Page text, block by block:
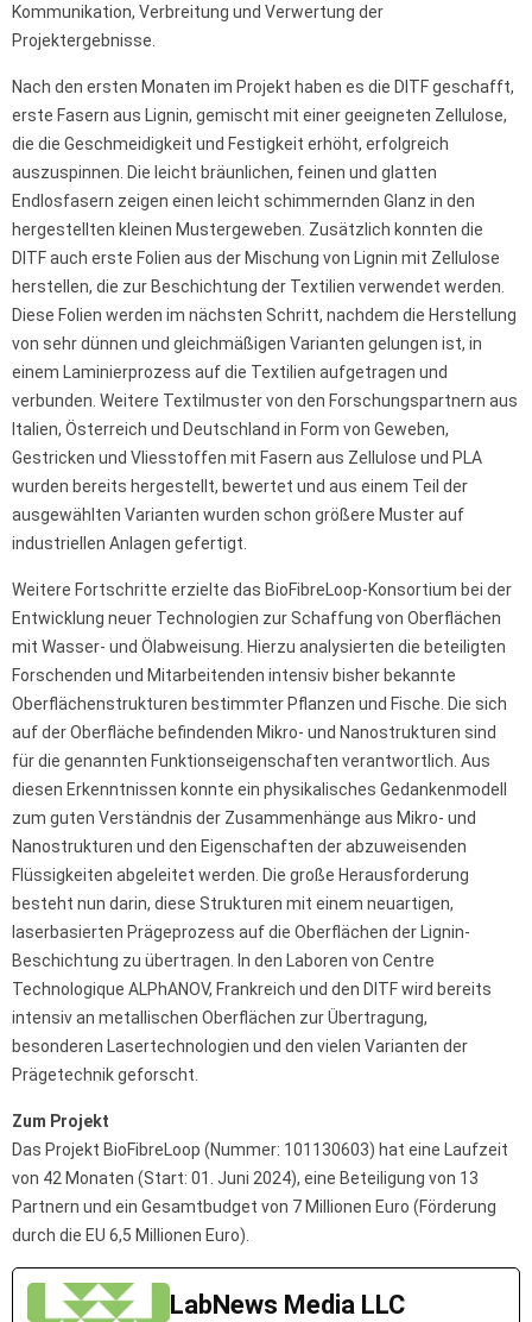
Kommunikation, Verbreitung und Verwertung der
Projektergebnisse.
Nach den ersten Monaten im Projekt haben es die DITF geschafft,
erste Fasern aus Lignin, gemischt mit einer geeigneten Zellulose,
die die Geschmeidigkeit und Festigkeit erhöht, erfolgreich
auszuspinnen. Die leicht bräunlichen, feinen und glatten
Endlosfasern zeigen einen leicht schimmernden Glanz in den
hergestellten kleinen Mustergeweben. Zusätzlich konnten die
DITF auch erste Folien aus der Mischung von Lignin mit Zellulose
herstellen, die zur Beschichtung der Textilien verwendet werden.
Diese Folien werden im nächsten Schritt, nachdem die Herstellung
von sehr dünnen und gleichmäßigen Varianten gelungen ist, in
einem Laminierprozess auf die Textilien aufgetragen und
verbunden. Weitere Textilmuster von den Forschungspartnern aus
Italien, Österreich und Deutschland in Form von Geweben,
Gestricken und Vliesstoffen mit Fasern aus Zellulose und PLA
wurden bereits hergestellt, bewertet und aus einem Teil der
ausgewählten Varianten wurden schon größere Muster auf
industriellen Anlagen gefertigt.
Weitere Fortschritte erzielte das BioFibreLoop-Konsortium bei der
Entwicklung neuer Technologien zur Schaffung von Oberflächen
mit Wasser- und Ölabweisung. Hierzu analysierten die beteiligten
Forschenden und Mitarbeitenden intensiv bisher bekannte
Oberflächenstrukturen bestimmter Pflanzen und Fische. Die sich
auf der Oberfläche befindenden Mikro- und Nanostrukturen sind
für die genannten Funktionseigenschaften verantwortlich. Aus
diesen Erkenntnissen konnte ein physikalisches Gedankenmodell
zum guten Verständnis der Zusammenhänge aus Mikro- und
Nanostrukturen und den Eigenschaften der abzuweisenden
Flüssigkeiten abgeleitet werden. Die große Herausforderung
besteht nun darin, diese Strukturen mit einem neuartigen,
laserbasierten Prägeprozess auf die Oberflächen der Lignin-
Beschichtung zu übertragen. In den Laboren von Centre
Technologique ALPhANOV, Frankreich und den DITF wird bereits
intensiv an metallischen Oberflächen zur Übertragung,
besonderen Lasertechnologien und den vielen Varianten der
Prägetechnik geforscht.
Zum Projekt
Das Projekt BioFibreLoop (Nummer: 101130603) hat eine Laufzeit
von 42 Monaten (Start: 01. Juni 2024), eine Beteiligung von 13
Partnern und ein Gesamtbudget von 7 Millionen Euro (Förderung
durch die EU 6,5 Millionen Euro).
LabNews Media LLC